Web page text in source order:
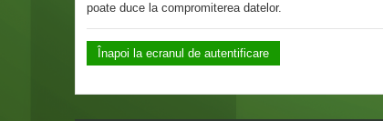
poate duce la compromiterea datelor.
Înapoi la ecranul de autentificare